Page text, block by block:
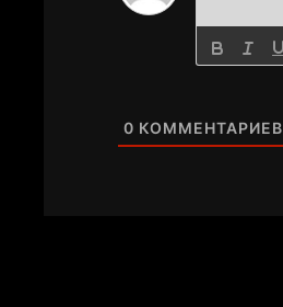
0 КОММЕНТАРИЕВ